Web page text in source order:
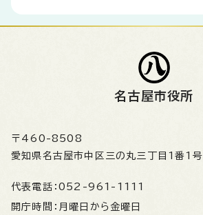
名古屋市役所
〒460-8508
愛知県名古屋市中区三の丸三丁目1番1号
代表電話： 052-961-1111
開庁時間： 月曜日から金曜日